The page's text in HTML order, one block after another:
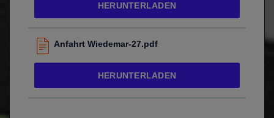
HERUNTERLADEN
Anfahrt Wiedemar-27.pdf
HERUNTERLADEN